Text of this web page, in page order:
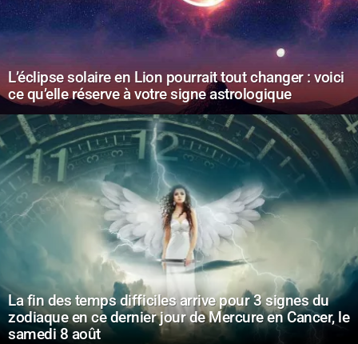
L’éclipse solaire en Lion pourrait tout changer : voici
ce qu’elle réserve à votre signe astrologique
La fin des temps difficiles arrive pour 3 signes du
zodiaque en ce dernier jour de Mercure en Cancer, le
samedi 8 août